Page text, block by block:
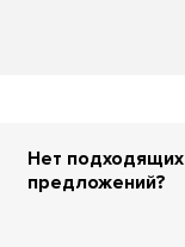
Нет подходящих
предложений?